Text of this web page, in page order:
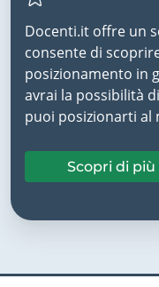
Docenti.it offre un
consente di
posizionamento in
avrai la possibilità
puoi posizionarti al
Scopri di più